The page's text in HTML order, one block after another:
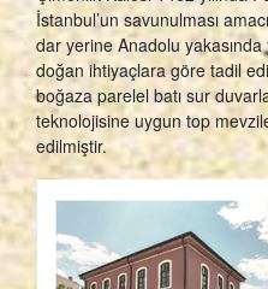
İstanbul’un savunulması
dar yerine Anadolu yakasında
doğan ihtiyaçlara göre tadil
boğaza parelel batı sur
teknolojisine uygun top
edilmiştir.